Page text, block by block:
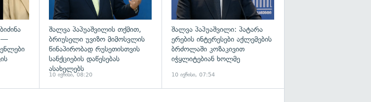
—
შალვა პაპუაშვილის თქმით,
ბრიუსელი უვიზო მიმოსვლის
წინაპირობად რუსეთისთვის
სანქციების დაწესებას
ასახელებს
10 ივნისი, 08:20
შალვა პაპუაშვილი: პატარა
ერების ინტერესები აქლემების
ბრძოლაში კოზაკივით
იჭყლიტებიან ხოლმე
10 ივნისი, 07:54